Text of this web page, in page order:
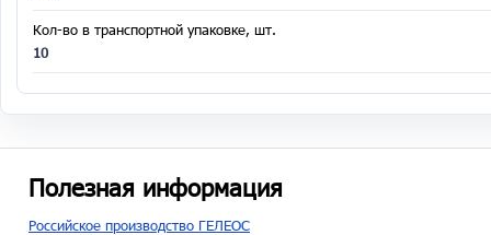
Кол-во в транспортной упаковке, шт.
10
Полезная информация
Российское производство ГЕЛЕОС